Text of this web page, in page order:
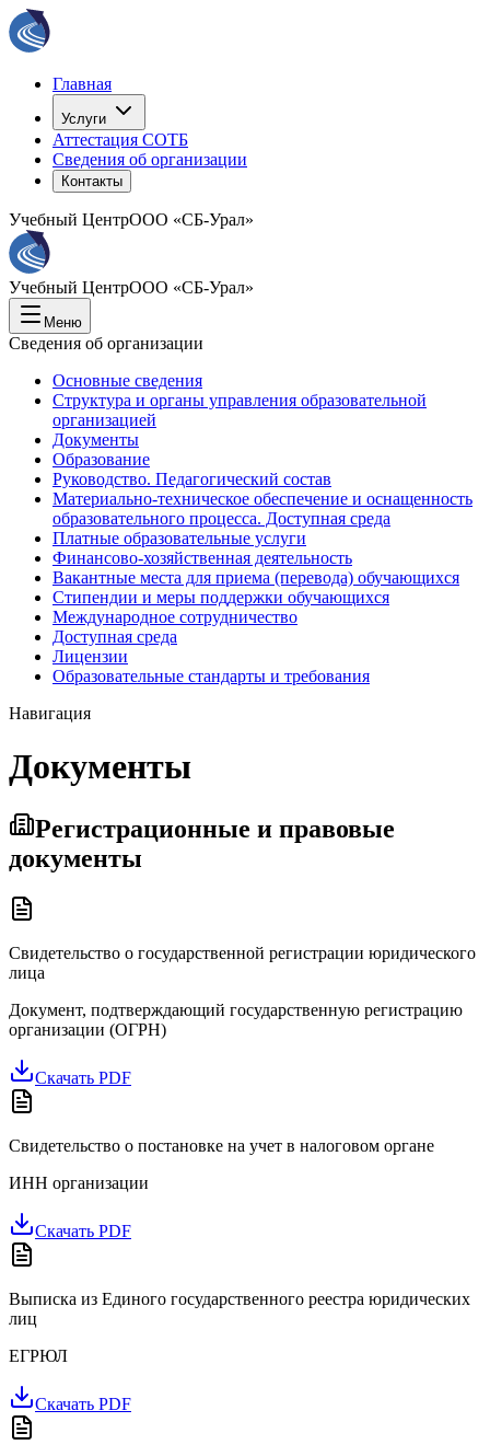
Главная
Услуги
Аттестация СОТБ
Сведения об организации
Контакты
Учебный ЦентрООО «СБ-Урал»
Учебный ЦентрООО «СБ-Урал»
Меню
Сведения об организации
Основные сведения
Структура и органы управления образовательной
организацией
Документы
Образование
Руководство. Педагогический состав
Материально-техническое обеспечение и оснащенность
образовательного процесса. Доступная среда
Платные образовательные услуги
Финансово-хозяйственная деятельность
Вакантные места для приема (перевода) обучающихся
Стипендии и меры поддержки обучающихся
Международное сотрудничество
Доступная среда
Лицензии
Образовательные стандарты и требования
Навигация
Документы
Регистрационные и правовые
документы
Свидетельство о государственной регистрации юридического
лица
Документ, подтверждающий государственную регистрацию
организации (ОГРН)
Скачать PDF
Свидетельство о постановке на учет в налоговом органе
ИНН организации
Скачать PDF
Выписка из Единого государственного реестра юридических
лиц
ЕГРЮЛ
Скачать PDF